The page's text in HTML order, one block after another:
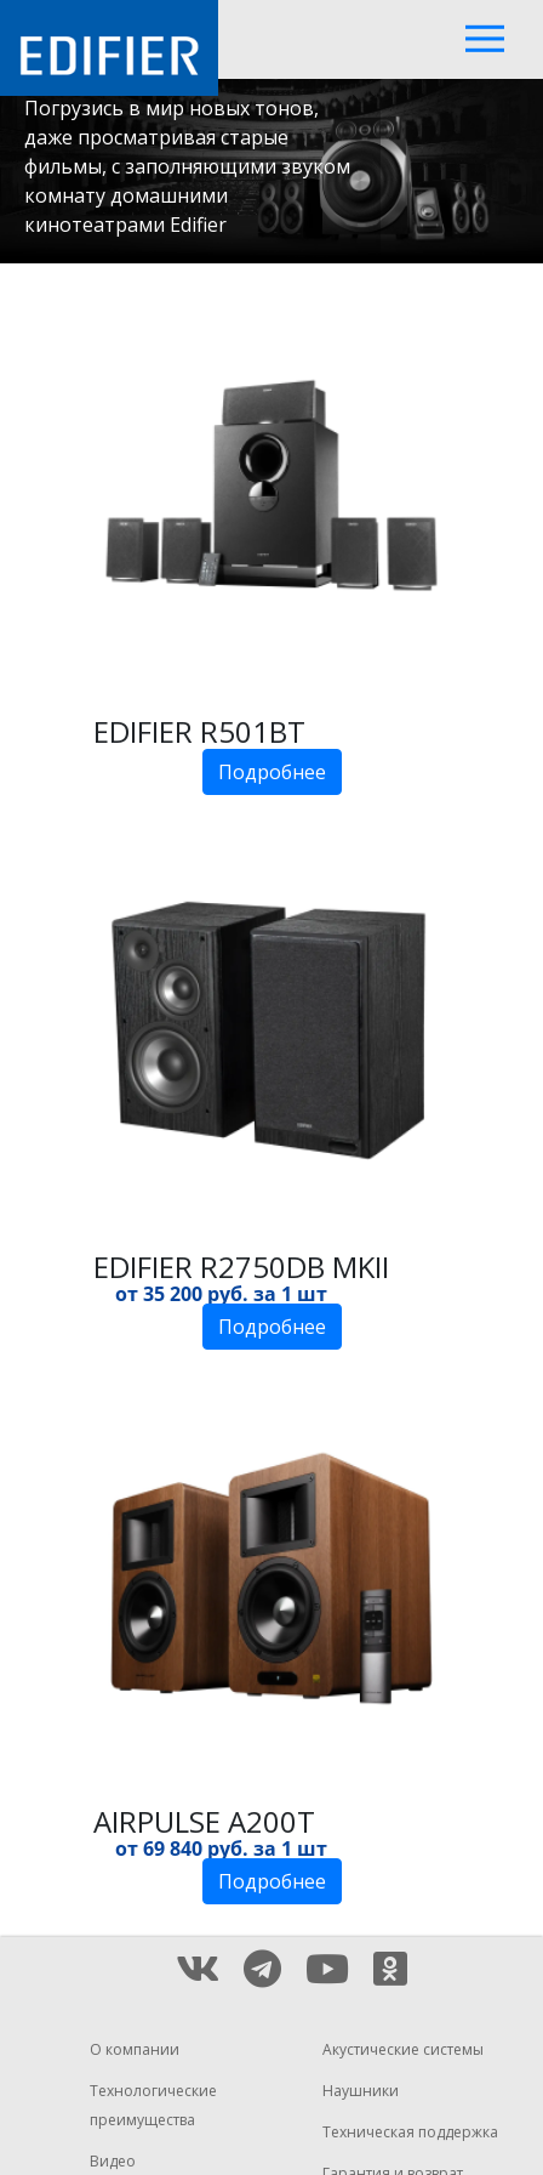
экран.
Погрузись в мир новых тонов,
даже просматривая старые
фильмы, с заполняющими звуком
комнату домашними
кинотеатрами Edifier
EDIFIER R501BT
Подробнее
EDIFIER R2750DB MKII
от 35 200 руб. за 1 шт
Подробнее
AIRPULSE A200T
от 69 840 руб. за 1 шт
Подробнее
О компании
Технологические
преимущества
Видео
Акустические системы
Наушники
Техническая поддержка